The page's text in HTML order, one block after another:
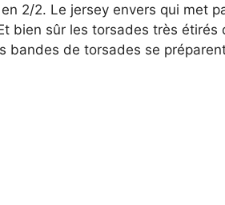
2/2. Le jersey envers qui met
bien sûr les torsades très étirés
bandes de torsades se